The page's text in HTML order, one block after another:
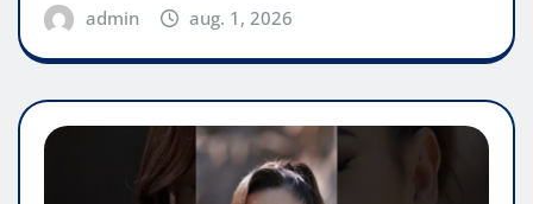
admin aug. 1, 2026